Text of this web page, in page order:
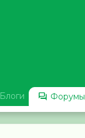
Блоги  Форумы